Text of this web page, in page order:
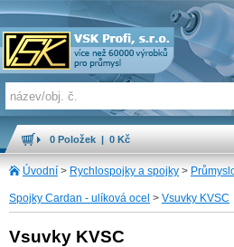
0 Položek | 0 Kč
Úvodní > Rychlospojky a spojky >
Spojky Cardan - ulíková ocel > Vsuvky KVSC
Vsuvky KVSC